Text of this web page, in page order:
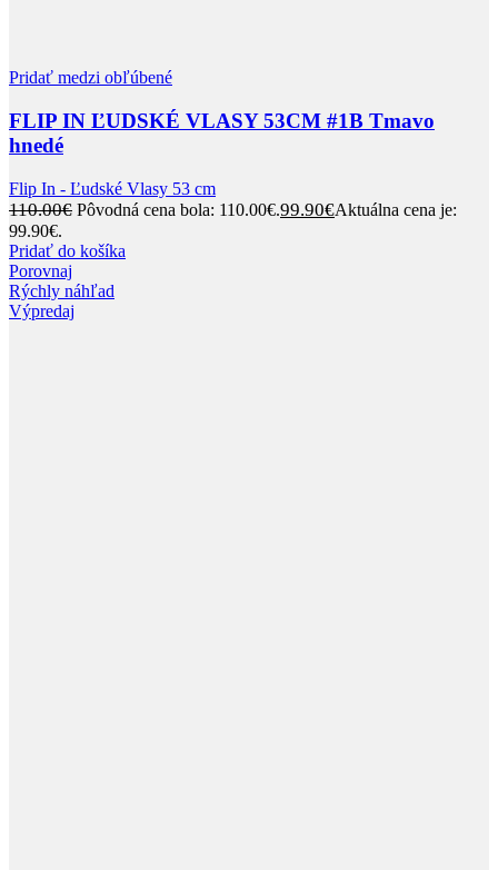
Pridať medzi obľúbené
FLIP IN ĽUDSKÉ VLASY 53CM #1B Tmavo
hnedé
Flip In - Ľudské Vlasy 53 cm
110.00€ Pôvodná cena bola: 110.00€.99.90€Aktuálna cena je:
99.90€.
Pridať do košíka
Porovnaj
Rýchly náhľad
Výpredaj